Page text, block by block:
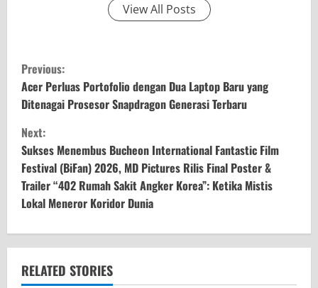
View All Posts
C
o
n
t
i
n
u
e
Previous:
Acer Perluas Portofolio dengan Dua Laptop Baru yang
Ditenagai Prosesor Snapdragon Generasi Terbaru
Next:
Sukses Menembus Bucheon International Fantastic Film
Festival (BiFan) 2026, MD Pictures Rilis Final Poster &
Trailer “402 Rumah Sakit Angker Korea”: Ketika Mistis
Lokal Meneror Koridor Dunia
RELATED STORIES